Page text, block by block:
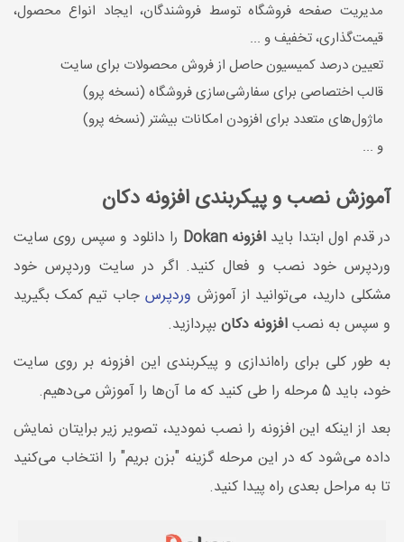
مدیریت صفحه فروشگاه توسط فروشندگان، ایجاد انواع محصول،
قیمت‌گذاری، تخفیف و ...
تعیین درصد کمیسیون حاصل از فروش محصولات برای سایت
قالب اختصاصی برای سفارشی‌سازی فروشگاه (نسخه پرو)
ماژول‌های متعدد برای افزودن امکانات بیشتر (نسخه پرو)
و ...
آموزش نصب و پیکربندی افزونه دکان
در قدم اول ابتدا بایدافزونه Dokan
را دانلود و سپس روی سایت
وردپرس خود نصب و فعال کنید. اگر در سایت وردپرس خود
مشکلی دارید، می‌توانید از آموزش وردپرسجاب تیم کمک بگیرید
و سپس به نصبافزونه دکانبپردازید.
به طور کلی برای راه‌اندازی و پیکربندی این افزونه بر روی سایت
خود، باید 5 مرحله را طی کنید که ما آن‌ها را آموزش می‌دهیم.
بعد از اینکه این افزونه را نصب نمودید، تصویر زیر برایتان نمایش
داده می‌شود که در این مرحله گزینه "بزن بریم" را انتخاب می‌کنید
تا به مراحل بعدی راه پیدا کنید.